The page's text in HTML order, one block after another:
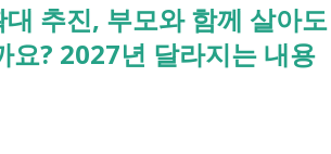
추진, 부모와 함께 살아도
요? 2027년 달라지는 내용